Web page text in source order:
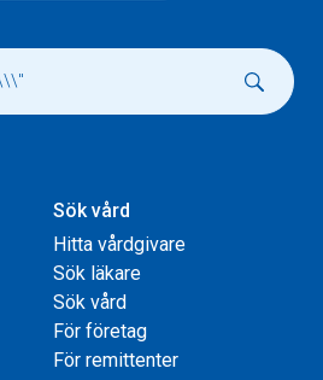
Sök vård
Hitta vårdgivare
Sök läkare
Sök vård
För företag
För remittenter